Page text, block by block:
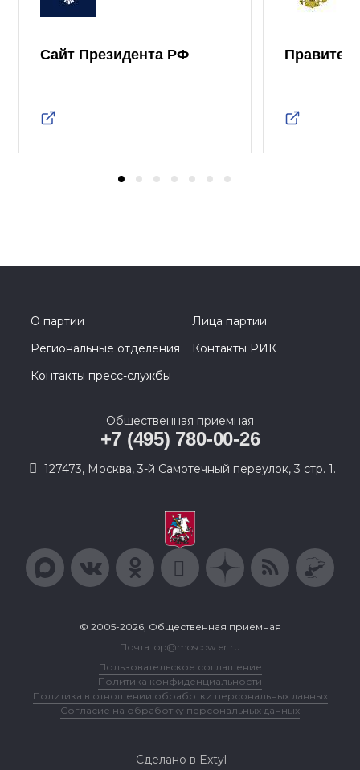
Сайт Президента РФ
О партии
Лица партии
Региональные отделения
Контакты РИК
Контакты пресс-службы
Общественная приемная
+7 (495) 780-00-26
127473, Москва, 3-й Самотечный переулок, 3 стр. 1.
© 2005-2026, Общественная приемная
Почта: op@moscow.er.ru
Пользовательское соглашение
Политика конфиденциальности
Политика в отношении обработки персональных данных
Согласие на обработку персональных данных
Сделано в Extyl